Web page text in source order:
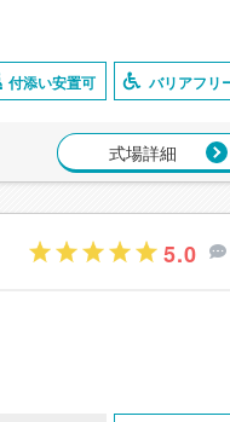
付添い安置可 バリアフリ
式場詳細
5.0